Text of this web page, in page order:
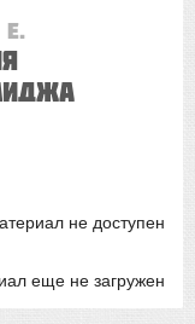
не доступен
еще не загружен